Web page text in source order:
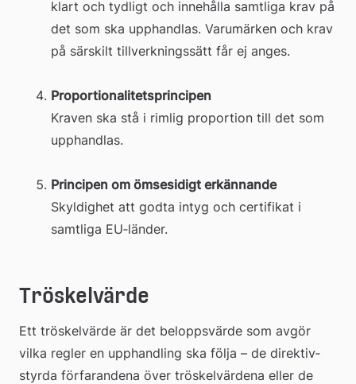
klart och tydligt och innehålla samtliga krav på
det som ska upphandlas. Varumärken och krav
på särskilt tillverkningssätt får ej anges.
Proportionalitetsprincipen
Kraven ska stå i rimlig proportion till det som
upphandlas.
Principen om ömsesidigt erkännande
Skyldighet att godta intyg och certifikat i
samtliga EU‐länder.
Tröskelvärde
Ett tröskelvärde är det belopps­värde som avgör
vilka regler en upphandling ska följa – de direktiv­
styrda förfarandena över tröskel­värdena eller de